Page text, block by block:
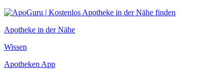
Apotheke in der Nähe
Wissen
Apotheken App